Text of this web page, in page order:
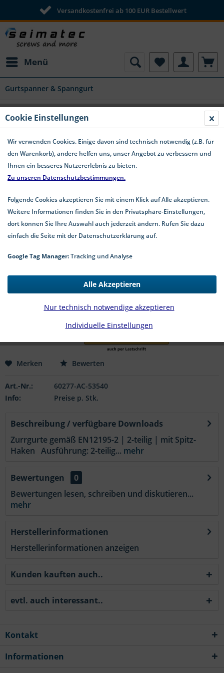
Versandkostenfrei ab 100 EUR Bestellwert
Menü
Gurtspanner & Spanngurt
Zurrgurte mit Ratsche und Haken 35 mm
Band 2-teilig 0,5 m + 3,5 m
zzgl. Versandkosten
1-3 Werktage Lieferzeit
Merken Bewerten
Art.-Nr.:
60277-AC-53540
Info:
Preise p. Stk.
Beschreibung / verfügbare Downloads
Zurrgurte gemäß EN12195-2 | 2-teilig | mit Spitz-
Haken Ausführung: 2-teilig... mehr
Bewertungen
0
Bewertungen lesen, schreiben und diskutieren...
mehr
Herstellerinformationen
Herstellerinformationen anzeigen
Kunden kauften auch..
evtl. auch interessant..
Kontakt
Informationen
Cookie Einstellungen
Wir verwenden Cookies. Einige davon sind technisch notwendig (z.B. für
den Warenkorb), andere helfen uns, unser Angebot zu verbessern und
Ihnen ein besseres Nutzererlebnis zu bieten.
Zu unseren Datenschutzbestimmungen.
Folgende Cookies akzeptieren Sie mit einem Klick auf Alle akzeptieren.
Weitere Informationen finden Sie in den Privatsphäre-Einstellungen,
dort können Sie Ihre Auswahl auch jederzeit ändern. Rufen Sie dazu
einfach die Seite mit der Datenschutzerklärung auf.
Google Tag Manager:Tracking und Analyse
Individuelle Einstellungen
Nur technisch notwendige akzeptieren
Alle Akzeptieren